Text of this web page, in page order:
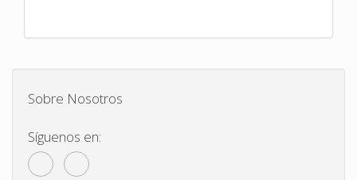
Sobre Nosotros
Síguenos en: